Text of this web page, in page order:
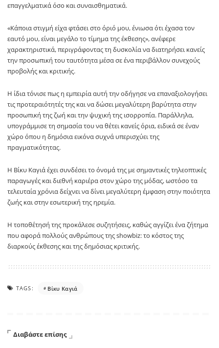
επαγγελματικά όσο και συναισθηματικά.
«Κάποια στιγμή είχα φτάσει στο όριό μου, ένιωσα ότι έχασα τον
εαυτό μου, είναι μεγάλο το τίμημα της έκθεσης», ανέφερε
χαρακτηριστικά, περιγράφοντας τη δυσκολία να διατηρήσει κανείς
την προσωπική του ταυτότητα μέσα σε ένα περιβάλλον συνεχούς
προβολής και κριτικής.
Η ίδια τόνισε πως η εμπειρία αυτή την οδήγησε να επαναξιολογήσει
τις προτεραιότητές της και να δώσει μεγαλύτερη βαρύτητα στην
προσωπική της ζωή και την ψυχική της ισορροπία. Παράλληλα,
υπογράμμισε τη σημασία του να θέτει κανείς όρια, ειδικά σε έναν
χώρο όπου η δημόσια εικόνα συχνά υπερισχύει της
πραγματικότητας.
Η Βίκυ Καγιά έχει συνδέσει το όνομά της με σημαντικές τηλεοπτικές
παραγωγές και διεθνή καριέρα στον χώρο της μόδας, ωστόσο τα
τελευταία χρόνια δείχνει να δίνει μεγαλύτερη έμφαση στην ποιότητα
ζωής και στην εσωτερική της ηρεμία.
Η τοποθέτησή της προκάλεσε συζητήσεις, καθώς αγγίζει ένα ζήτημα
που αφορά πολλούς ανθρώπους της showbiz: το κόστος της
διαρκούς έκθεσης και της δημόσιας κριτικής.
TAGS: Βίκυ Καγιά
Διαβάστε επίσης